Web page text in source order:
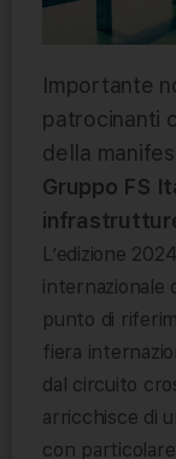
Importante
patrocinanti
della
Gruppo FS
L’edizione
internazionale
punto di
fiera
dal circuito
arricchisce di
con